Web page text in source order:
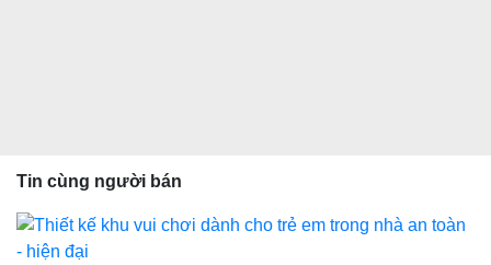
Tin cùng người bán